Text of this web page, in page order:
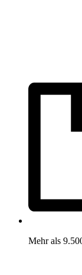
Mehr als